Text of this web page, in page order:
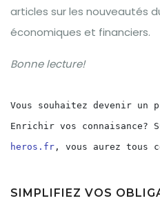
articles sur les nouveautés
économiques et financiers.
Bonne lecture!
Vous souhaitez devenir un
Enrichir vos connaisance?
heros.fr , vous aurez tous
SIMPLIFIEZ VOS